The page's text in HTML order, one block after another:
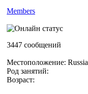
Members
3447 сообщений
Местоположение: Russia
Род занятий:
Возраст: